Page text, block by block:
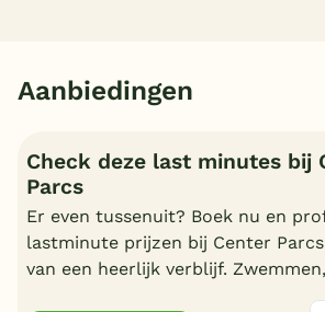
Aanbiedingen
Check deze last minutes bij
Parcs
Er even tussenuit? Boek nu en
lastminute prijzen bij Center
van een heerlijk verblijf.